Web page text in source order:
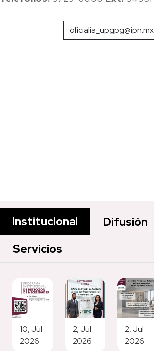
oficialia_upgpg@ipn.mx
Institucional
Difusión
Servicios
10, Jul
2026
2, Jul
2026
2, Jul
2026